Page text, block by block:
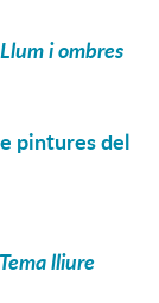
i ombres
pintures del
lliure